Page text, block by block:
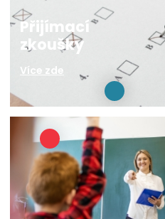
Přijímací
zkoušky
Více zde